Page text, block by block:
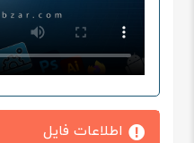
اطلاعات فایل